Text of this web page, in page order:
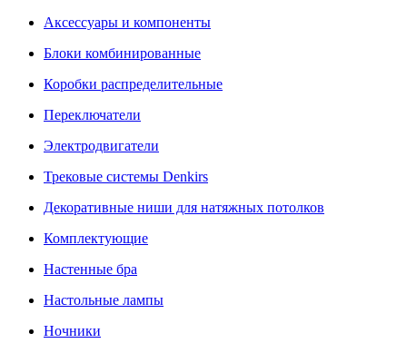
Аксессуары и компоненты
Блоки комбинированные
Коробки распределительные
Переключатели
Электродвигатели
Трековые системы Denkirs
Декоративные ниши для натяжных потолков
Комплектующие
Настенные бра
Настольные лампы
Ночники